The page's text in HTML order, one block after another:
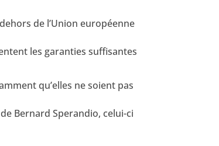
de l’Union européenne
les garanties suffisantes
qu’elles ne soient pas
Bernard Sperandio, celui-ci